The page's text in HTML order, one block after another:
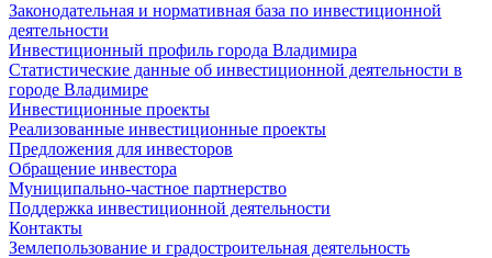
Законодательная и нормативная база по инвестиционной
деятельности
Инвестиционный профиль города Владимира
Статистические данные об инвестиционной деятельности в
городе Владимире
Инвестиционные проекты
Реализованные инвестиционные проекты
Предложения для инвесторов
Обращение инвестора
Муниципально-частное партнерство
Поддержка инвестиционной деятельности
Контакты
Землепользование и градостроительная деятельность